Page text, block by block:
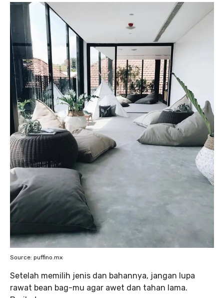
Source: puffino.mx
Setelah memilih jenis dan bahannya, jangan lupa
rawat bean bag-mu agar awet dan tahan lama.